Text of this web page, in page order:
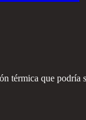
térmica que